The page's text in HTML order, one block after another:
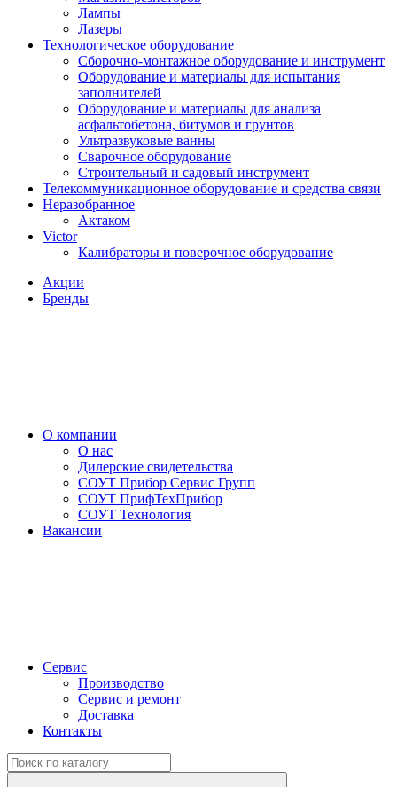
Лампы
Лазеры
Технологическое оборудование
Сборочно-монтажное оборудование и инструмент
Оборудование и материалы для испытания
заполнителей
Оборудование и материалы для анализа
асфальтобетона, битумов и грунтов
Ультразвуковые ванны
Сварочное оборудование
Строительный и садовый инструмент
Телекоммуникационное оборудование и средства связи
Неразобранное
Актаком
Victor
Калибраторы и поверочное оборудование
Акции
Бренды
О компании
О нас
Дилерские свидетельства
СОУТ Прибор Сервис Групп
СОУТ ПрифТехПрибор
СОУТ Технология
Вакансии
Сервис
Производство
Сервис и ремонт
Доставка
Контакты